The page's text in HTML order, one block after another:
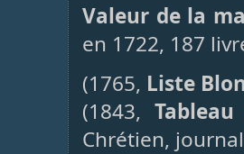
Valeur de la
en 1722, 187
(1765, Liste
(1843,
Chrétien,